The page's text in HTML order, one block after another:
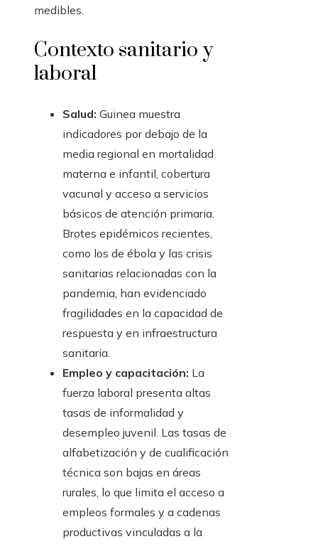
medibles.
Contexto sanitario y
laboral
Salud: Guinea muestra
indicadores por debajo de la
media regional en mortalidad
materna e infantil, cobertura
vacunal y acceso a servicios
básicos de atención primaria.
Brotes epidémicos recientes,
como los de ébola y las crisis
sanitarias relacionadas con la
pandemia, han evidenciado
fragilidades en la capacidad de
respuesta y en infraestructura
sanitaria.
Empleo y capacitación: La
fuerza laboral presenta altas
tasas de informalidad y
desempleo juvenil. Las tasas de
alfabetización y de cualificación
técnica son bajas en áreas
rurales, lo que limita el acceso a
empleos formales y a cadenas
productivas vinculadas a la